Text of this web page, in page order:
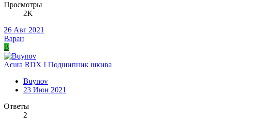
Просмотры
2K
26 Авг 2021
Варан
В
Acura RDX I Подшипник шкива
Buynov
23 Июн 2021
Ответы
2